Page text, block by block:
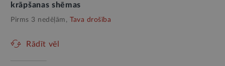
krāpšanas shēmas
Pirms 3 nedēļām, Tava drošība
Rādīt vēl